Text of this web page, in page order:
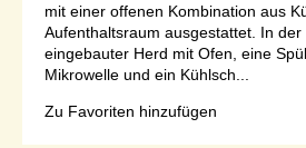
mit einer offenen Kombination aus
Aufenthaltsraum ausgestattet. In
eingebauter Herd mit Ofen, eine
Mikrowelle und ein Kühlsch...
Zu Favoriten hinzufügen